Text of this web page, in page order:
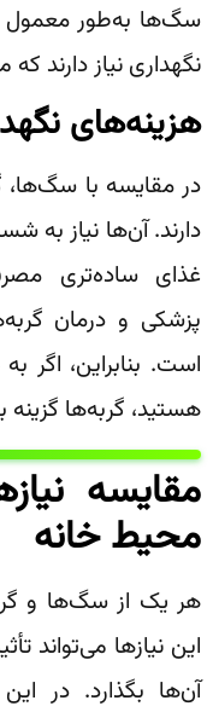
سگ‌ها به‌طور
نگهداری نیاز دارند که
هزینه‌های
در مقایسه با سگ‌ها،
دارند. آن‌ها نیاز به
غذای ساده‌تری
پزشکی و درمان
است. بنابراین، اگر
هستید، گربه‌ها گزینه
مقایسه
محیط خانه
هر یک از سگ‌ها و
این نیازها می‌تواند
آن‌ها بگذارد. در